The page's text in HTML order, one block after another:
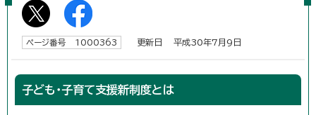
ページ番号 1000363 更新日 平成30年7月9日
子ども・子育て支援新制度とは